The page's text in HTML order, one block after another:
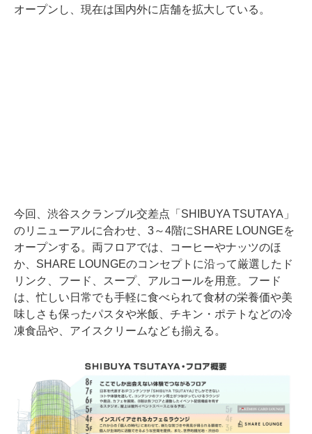
オープンし、現在は国内外に店舗を拡大している。
今回、渋谷スクランブル交差点「SHIBUYA TSUTAYA」
のリニューアルに合わせ、3～4階にSHARE LOUNGEを
オープンする。両フロアでは、コーヒーやナッツのほ
か、SHARE LOUNGEのコンセプトに沿って厳選したド
リンク、フード、スープ、アルコールを用意。フード
は、忙しい日常でも手軽に食べられて食材の栄養価や美
味しさも保ったパスタや米飯、チキン・ポテトなどの冷
凍食品や、アイスクリームなども揃える。